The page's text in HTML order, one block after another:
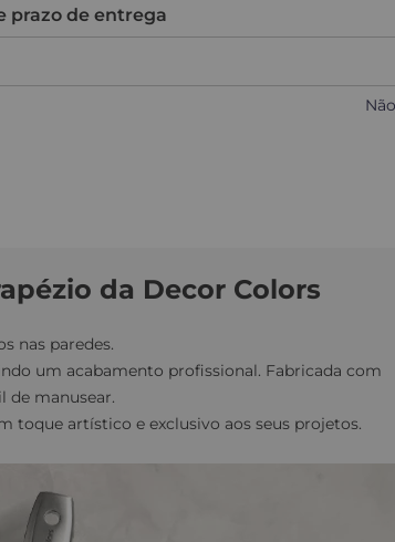
prazo de entrega
da Decor Colors
nas paredes.
um acabamento profissional. Fabricada com
de manusear.
toque artístico e exclusivo aos seus projetos.